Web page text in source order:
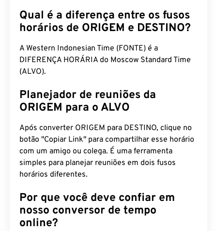
Qual é a diferença entre os fusos
horários de ORIGEM e DESTINO?
A Western Indonesian Time (FONTE) é a
DIFERENÇA HORÁRIA do Moscow Standard Time
(ALVO).
Planejador de reuniões da
ORIGEM para o ALVO
Após converter ORIGEM para DESTINO, clique no
botão "Copiar Link" para compartilhar esse horário
com um amigo ou colega. É uma ferramenta
simples para planejar reuniões em dois fusos
horários diferentes.
Por que você deve confiar em
nosso conversor de tempo
online?